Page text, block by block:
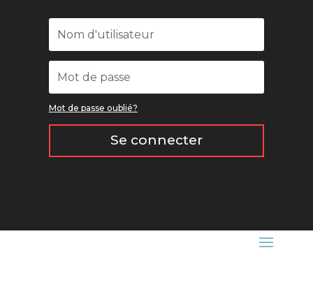
Mot de passe oublié?
Se connecter